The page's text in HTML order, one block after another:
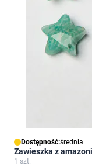
Dostępność:średnia
Zawieszka z
1 szt.